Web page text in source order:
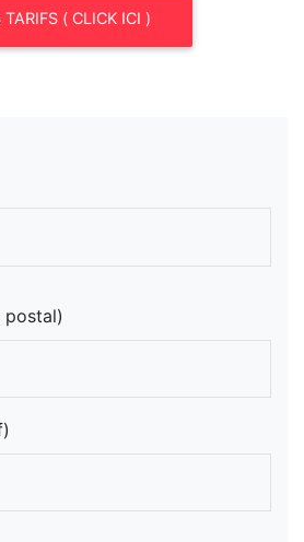
TARIFS ( CLICK ICI )
postal)